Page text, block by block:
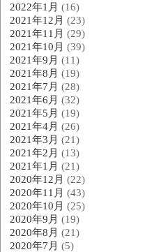
2022年1月 (16)
2021年12月 (23)
2021年11月 (29)
2021年10月 (39)
2021年9月 (11)
2021年8月 (19)
2021年7月 (28)
2021年6月 (32)
2021年5月 (19)
2021年4月 (26)
2021年3月 (21)
2021年2月 (13)
2021年1月 (21)
2020年12月 (22)
2020年11月 (43)
2020年10月 (25)
2020年9月 (19)
2020年8月 (21)
2020年7月 (5)